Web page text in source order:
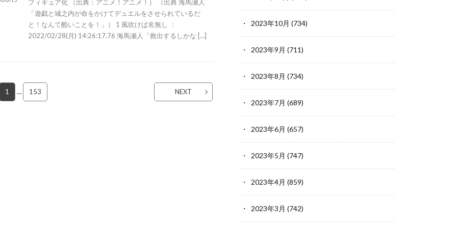
フィギュア化 （出典：アニメ！アニメ！） （出典 海馬瀬人
「遊戯と城之内が命をかけてデュエルをさせられているだ
と！なんて酷いことを！」） 1 風吹けば名無し ：
2022/02/28(月) 14:26:17.76 海馬瀬人「救出するしかな […]
1 … 153 NEXT
2023年10月 (734)
2023年9月 (711)
2023年8月 (734)
2023年7月 (689)
2023年6月 (657)
2023年5月 (747)
2023年4月 (859)
2023年3月 (742)